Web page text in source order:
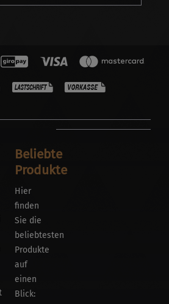
Beliebte
Produkte
Hier
finden
Sie die
beliebtesten
Produkte
auf
einen
Blick: